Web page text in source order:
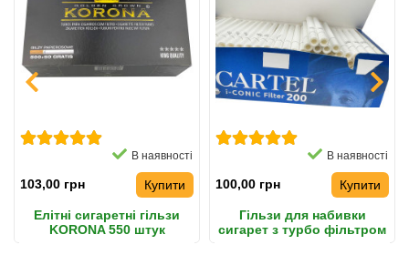
В наявності
103,00 грн Купити
Елітні сигаретні гільзи
KORONA 550 штук
В наявності
100,00 грн Купити
Гільзи для набивки
сигарет з турбо фільтром